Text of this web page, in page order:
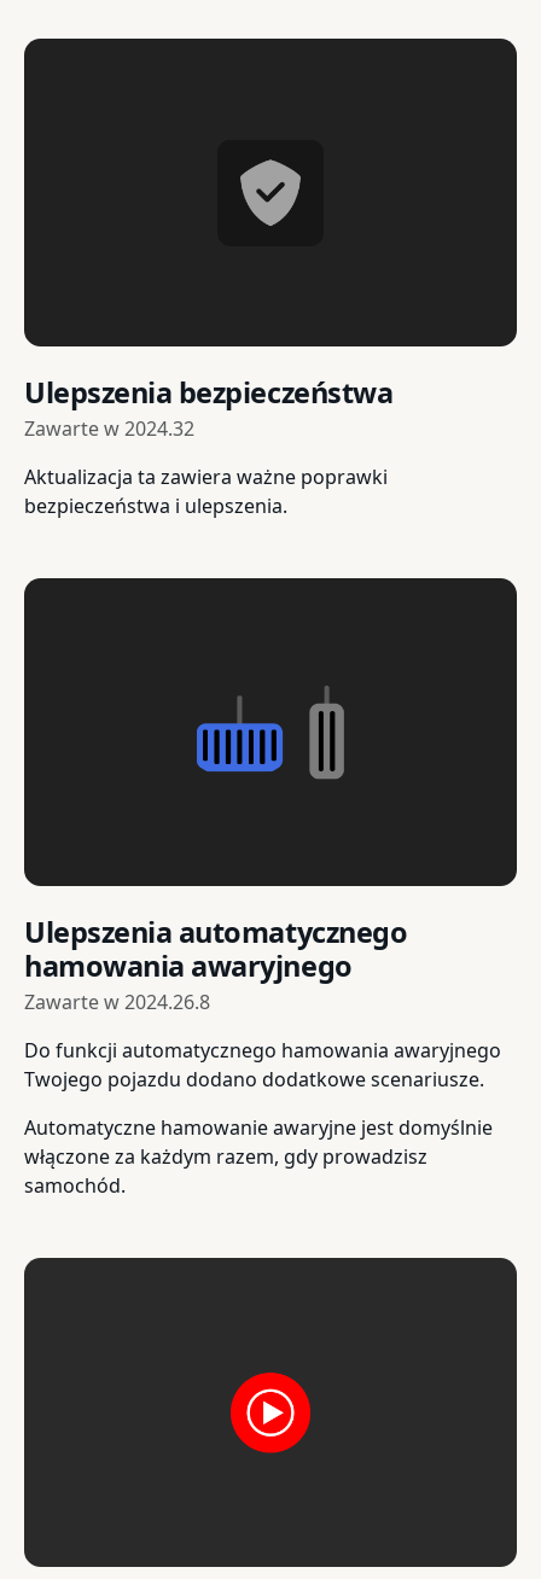
Ulepszenia bezpieczeństwa
Zawarte w2024.32
Aktualizacja ta zawiera ważne poprawki
bezpieczeństwa i ulepszenia.
Ulepszenia automatycznego
hamowania awaryjnego
Zawarte w2024.26.8
Do funkcji automatycznego hamowania awaryjnego
Twojego pojazdu dodano dodatkowe scenariusze.
Automatyczne hamowanie awaryjne jest domyślnie
włączone za każdym razem, gdy prowadzisz
samochód.